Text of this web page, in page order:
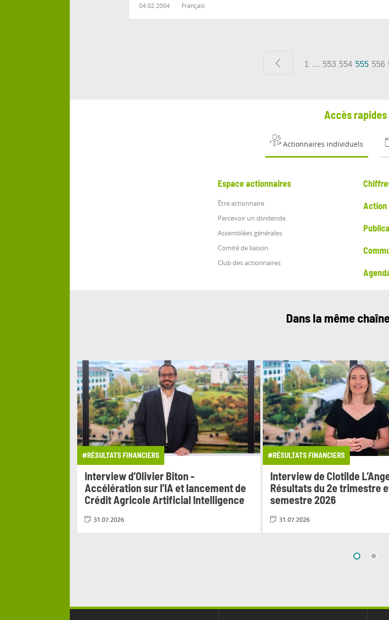
04.02.2004 Français
1 … 553 554 555 556
Accès rapides
Actionnaires individuels
Espace actionnaires
Être actionnaire
Percevoir un dividende
Assemblées générales
Comité de liaison
Club des actionnaires
Action
Dans la même
#RÉSULTATS FINANCIERS
Interview d’Olivier Biton -
Accélération sur l'IA et lancement de
Crédit Agricole Artificial Intelligence
31.07.2026
#RÉSULTATS FINANCIERS
Interview de Clotilde
Résultats du 2e trimestre
semestre 2026
31.07.2026